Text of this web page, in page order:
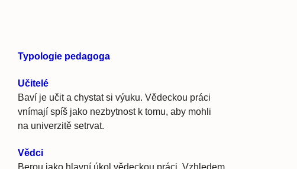
Typologie pedagoga
Učitelé
Baví je učit a chystat si výuku. Vědeckou práci
vnímají spíš jako nezbytnost k tomu, aby mohli
na univerzitě setrvat.
Vědci